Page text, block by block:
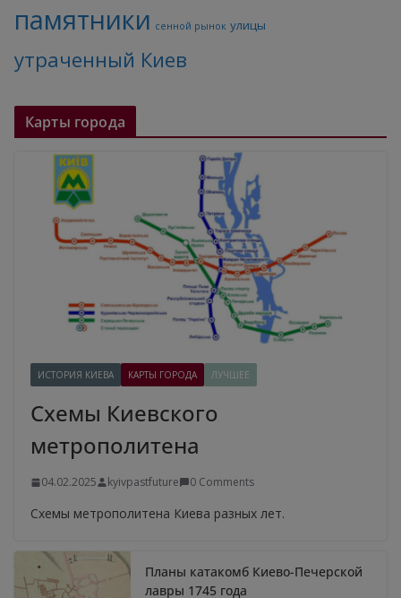
памятники сенной рынок улицы
утраченный Киев
Карты города
ИСТОРИЯ КИЕВА КАРТЫ ГОРОДА ЛУЧШЕЕ
Схемы Киевского
метрополитена
04.02.2025 kyivpastfuture 0 Comments
Схемы метрополитена Киева разных лет.
Планы катакомб Киево-Печерской
лавры 1745 года